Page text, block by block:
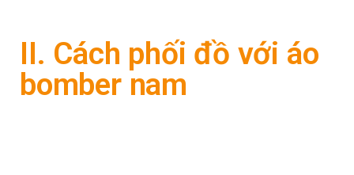
II. Cách phối đồ với áo
bomber nam